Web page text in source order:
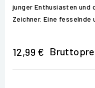
junger Enthusiasten
Zeichner. Eine fesselnde
12,99 €